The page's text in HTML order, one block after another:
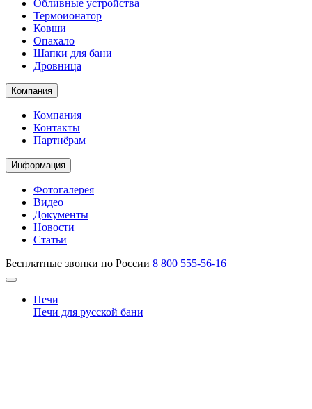
Обливные устройства
Термоионатор
Ковши
Опахало
Шапки для бани
Дровница
Компания
Компания
Контакты
Партнёрам
Информация
Фотогалерея
Видео
Документы
Новости
Статьи
Бесплатные звонки по России 8 800 555-56-16
Печи
Печи для русской бани